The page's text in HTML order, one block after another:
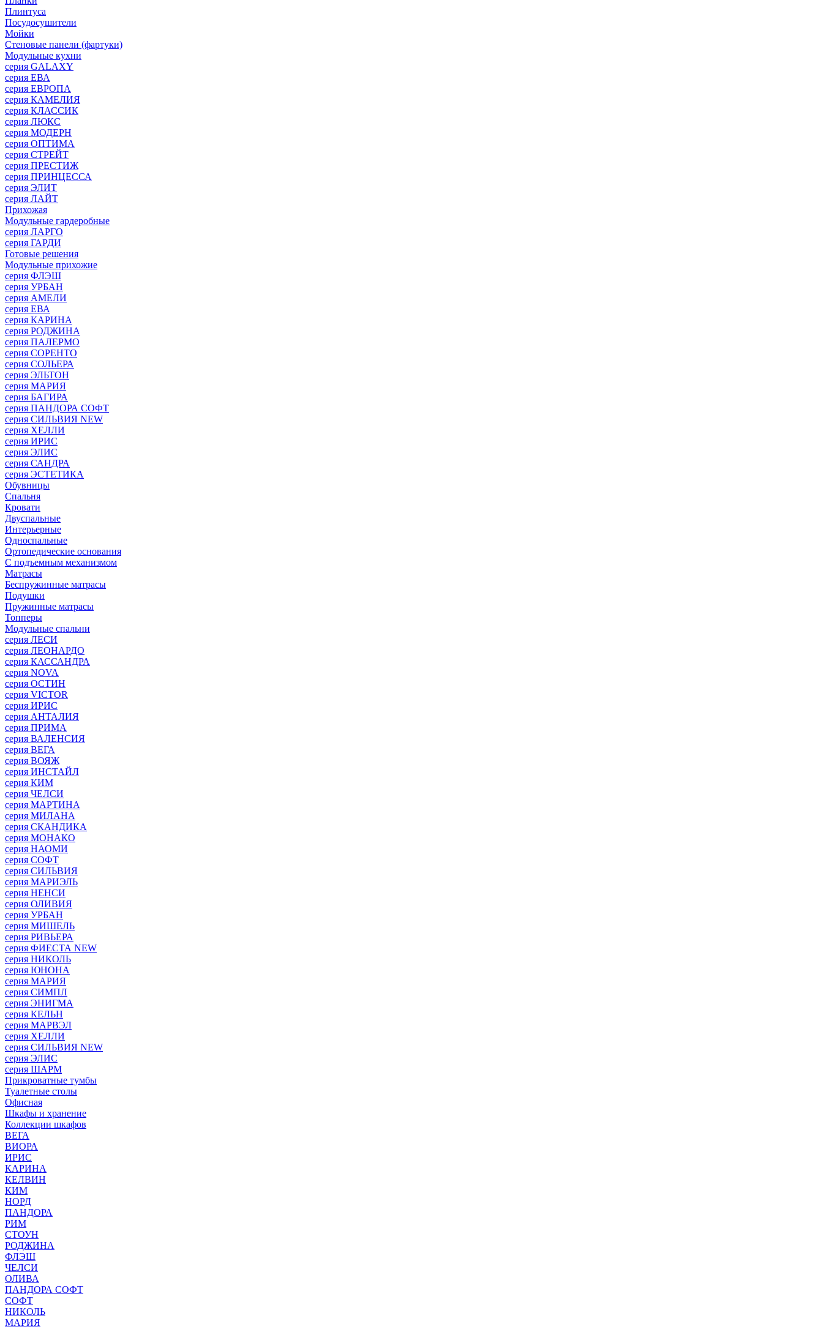
Плинтуса
Посудосушители
Мойки
Стеновые панели (фартуки)
Mодульные кухни
серия GALAXY
серия ЕВА
серия ЕВРОПА
серия КАМЕЛИЯ
серия КЛАССИК
серия ЛЮКС
серия МОДЕРН
серия ОПТИМА
серия СТРЕЙТ
серия ПРЕСТИЖ
серия ПРИНЦЕССА
серия ЭЛИТ
серия ЛАЙТ
Прихожая
Модульные гардеробные
серия ЛАРГО
серия ГАРДИ
Готовые решения
Модульные прихожие
серия ФЛЭШ
серия УРБАН
серия АМЕЛИ
серия ЕВА
серия КАРИНА
серия РОДЖИНА
серия ПАЛЕРМО
серия СОРЕНТО
серия СОЛЬЕРА
серия ЭЛЬТОН
серия МАРИЯ
серия БАГИРА
серия ПАНДОРА СОФТ
серия СИЛЬВИЯ NEW
серия ХЕЛЛИ
серия ИРИС
серия ЭЛИС
серия САНДРА
серия ЭСТЕТИКА
Обувницы
Спальня
Кровати
Двуспальные
Интерьерные
Односпальные
Ортопедические основания
С подъемным механизмом
Матрасы
Беспружинные матрасы
Подушки
Пружинные матрасы
Топперы
Модульные спальни
серия ЛЕСИ
серия ЛЕОНАРДО
серия КАССАНДРА
серия NOVA
серия ОСТИН
серия VICTOR
серия ИРИС
серия АНТАЛИЯ
серия ПРИМА
серия ВАЛЕНСИЯ
серия ВЕГА
серия ВОЯЖ
серия ИНСТАЙЛ
серия КИМ
серия ЧЕЛСИ
серия МАРТИНА
серия МИЛАНА
серия СКАНДИКА
серия МОНАКО
серия НАОМИ
серия СОФТ
серия СИЛЬВИЯ
серия МАРИЭЛЬ
серия НЕНСИ
серия ОЛИВИЯ
серия УРБАН
серия МИШЕЛЬ
серия РИВЬЕРА
серия ФИЕСТА NEW
серия НИКОЛЬ
серия ЮНОНА
серия МАРИЯ
серия СИМПЛ
серия ЭНИГМА
серия КЕЛЬН
серия МАРВЭЛ
серия ХЕЛЛИ
серия СИЛЬВИЯ NEW
серия ЭЛИС
серия ШАРМ
Прикроватные тумбы
Туалетные столы
Офисная
Шкафы и хранение
Коллекции шкафов
ВЕГА
ВИОРА
ИРИС
КАРИНА
КЕЛВИН
КИМ
НОРД
ПАНДОРА
РИМ
СТОУН
РОДЖИНА
ФЛЭШ
ЧЕЛСИ
ОЛИВА
ПАНДОРА СОФТ
СОФТ
НИКОЛЬ
МАРИЯ